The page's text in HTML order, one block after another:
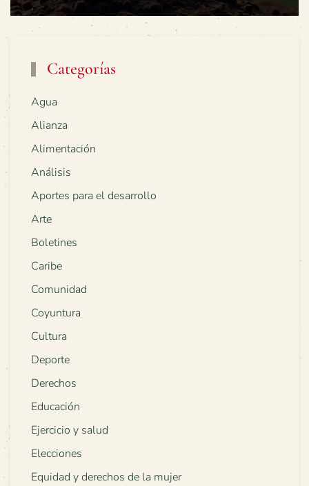
Categorías
Agua
Alianza
Alimentación
Análisis
Aportes para el desarrollo
Arte
Boletines
Caribe
Comunidad
Coyuntura
Cultura
Deporte
Derechos
Educación
Ejercicio y salud
Elecciones
Equidad y derechos de la mujer